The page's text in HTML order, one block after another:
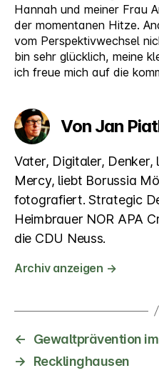
Hannah und meiner Frau
der momentanen Hitze.
vom Perspektivwechsel
bin sehr glücklich, meine
ich freue mich auf die
Von Jan
Vater, Digitaler, Denker,
Mercy, liebt Borussia
fotografiert. Strategic
Heimbrauer NOR APA
die CDU Neuss.
Archiv anzeigen →
←
Gewaltprävention
→
Recklinghausen